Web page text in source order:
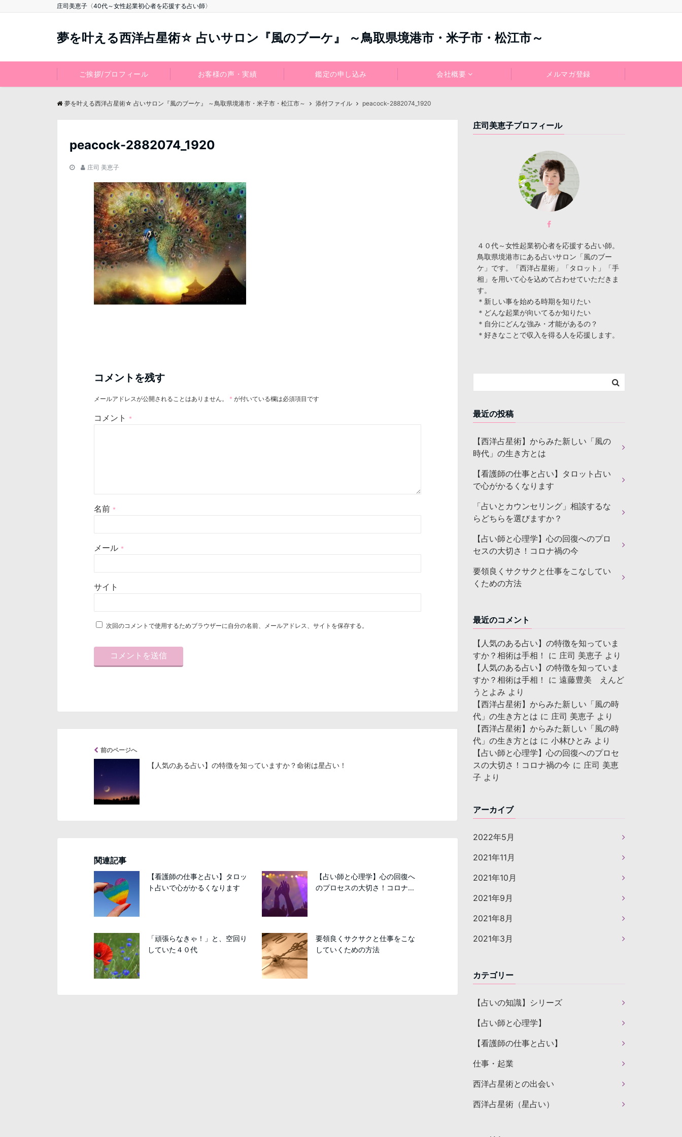
庄司美恵子〈40代～女性起業初心者を応援する占い師〉
夢を叶える西洋占星術☆ 占いサロン『風のブーケ』 ～鳥取県境港市・米子市・松江市～
ご挨拶/プロフィール お客様の声・実績 鑑定の申し込み 会社概要 メルマガ登録
夢を叶える西洋占星術☆ 占いサロン『風のブーケ』 ～鳥取県境港市・米子市・松江市～ 添付ファイル peacock-2882074_1920
peacock-2882074_1920
庄司 美恵子
コメントを残す
メールアドレスが公開されることはありません。 * が付いている欄は必須項目です
コメント *
名前 *
メール *
サイト
次回のコメントで使用するためブラウザーに自分の名前、メールアドレス、サイトを保存する。
前のページへ
【人気のある占い】の特徴を知っていますか？命術は星占い！
関連記事
【看護師の仕事と占い】タロッ
ト占いで心がかるくなります
【占い師と心理学】心の回復へ
のプロセスの大切さ！コロナ...
「頑張らなきゃ！」と、空回り
していた４０代
要領良くサクサクと仕事をこな
していくための方法
庄司美恵子プロフィール
４０代～女性起業初心者を応援する占い師。
鳥取県境港市にある占いサロン「風のブー
ケ」です。「西洋占星術」「タロット」「手
相」を用いて心を込めて占わせていただきま
す。
＊新しい事を始める時期を知りたい
＊どんな起業が向いてるか知りたい
＊自分にどんな強み・才能があるの？
＊好きなことで収入を得る人を応援します。
最近の投稿
【西洋占星術】からみた新しい「風の
時代」の生き方とは
【看護師の仕事と占い】タロット占い
で心がかるくなります
「占いとカウンセリング」相談するな
らどちらを選びますか？
【占い師と心理学】心の回復へのプロ
セスの大切さ！コロナ禍の今
要領良くサクサクと仕事をこなしてい
くための方法
最近のコメント
【人気のある占い】の特徴を知っていま
すか？相術は手相！
に 庄司 美恵子 より
【人気のある占い】の特徴を知っていま
すか？相術は手相！
に 遠藤豊美 えんど
うとよみ より
【西洋占星術】からみた新しい「風の時
代」の生き方とは に 庄司 美恵子 より
【西洋占星術】からみた新しい「風の時
代」の生き方とは に 小林ひとみ より
【占い師と心理学】心の回復へのプロセ
スの大切さ！コロナ禍の今 に 庄司 美恵
子 より
アーカイブ
2022年5月
2021年11月
2021年10月
2021年9月
2021年8月
2021年3月
カテゴリー
【占いの知識】シリーズ
【占い師と心理学】
【看護師の仕事と占い】
仕事・起業
西洋占星術との出会い
西洋占星術（星占い）